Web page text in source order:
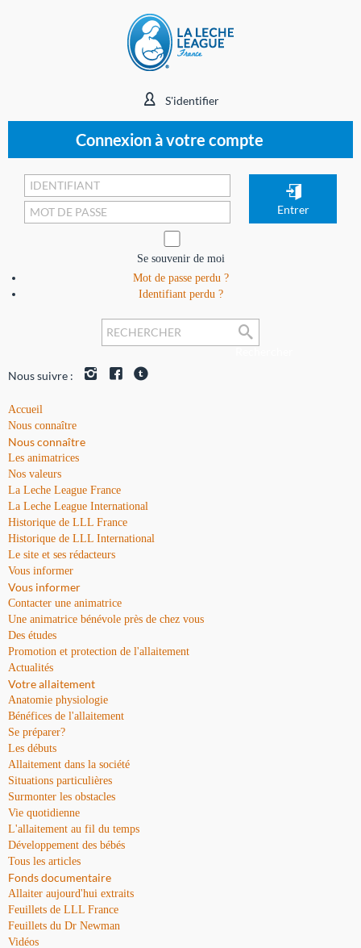
S'identifier
Connexion à votre compte
Se souvenir de moi
Mot de passe perdu ?
Identifiant perdu ?
Nous suivre :
Accueil
Nous connaître
Nous connaître
Les animatrices
Nos valeurs
La Leche League France
La Leche League International
Historique de LLL France
Historique de LLL International
Le site et ses rédacteurs
Vous informer
Vous informer
Contacter une animatrice
Une animatrice bénévole près de chez vous
Des études
Promotion et protection de l'allaitement
Actualités
Votre allaitement
Anatomie physiologie
Bénéfices de l'allaitement
Se préparer?
Les débuts
Allaitement dans la société
Situations particulières
Surmonter les obstacles
Vie quotidienne
L'allaitement au fil du temps
Développement des bébés
Tous les articles
Fonds documentaire
Allaiter aujourd'hui extraits
Feuillets de LLL France
Feuillets du Dr Newman
Vidéos